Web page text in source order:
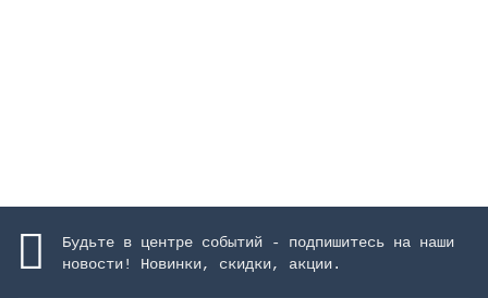
Будьте в центре событий - подпишитесь на наши
новости! Новинки, скидки, акции.